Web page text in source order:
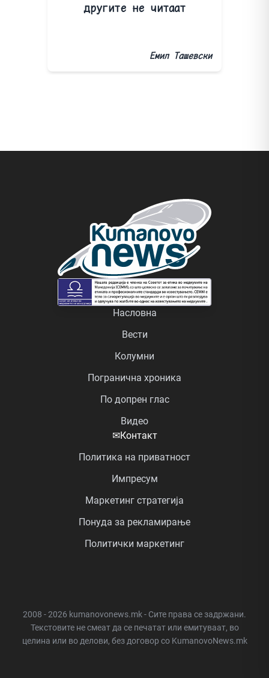
другите не читаат
Емил Ташевски
Насловна
Вести
Колумни
Погранична хроника
По допрен глас
Видео
✉Контакт
Политика на приватност
Импресум
Маркетинг стратегија
Понуда за рекламирање
Политички маркетинг
2008 - 2026 kumanovonews.mk - Сите права се задржани.
Текстовите не смеат да се печатат или емитуваат, во
целина или во делови, без договор со KumanovoNews.mk